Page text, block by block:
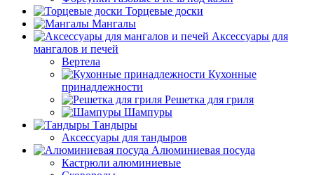
Торцевые доски
Мангалы
Аксессуары для
мангалов и печей
Вертела
Кухонные
принадлежности
Решетка для гриля
Шампуры
Тандыры
Аксессуары для тандыров
Алюминиевая посуда
Кастрюли алюминиевые